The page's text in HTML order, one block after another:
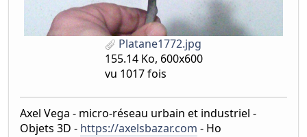
Platane1772.jpg
155.14 Ko, 600x600
vu 1017 fois
Axel Vega - micro-réseau urbain et industriel -
Objets 3D - https://axelsbazar.com - Ho